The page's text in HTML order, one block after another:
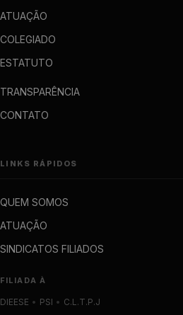
ATUAÇÃO
COLEGIADO
ESTATUTO
TRANSPARÊNCIA
CONTATO
LINKS RÁPIDOS
QUEM SOMOS
ATUAÇÃO
SINDICATOS FILIADOS
FILIADA À
DIEESE • PSI • C.L.T.P.J